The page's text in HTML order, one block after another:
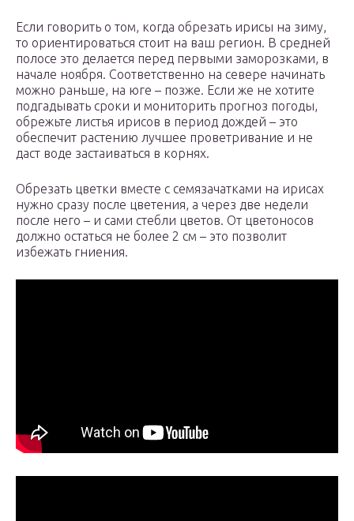
Если говорить о том, когда обрезать ирисы на зиму,
то ориентироваться стоит на ваш регион. В средней
полосе это делается перед первыми заморозками, в
начале ноября. Соответственно на севере начинать
можно раньше, на юге – позже. Если же не хотите
подгадывать сроки и мониторить прогноз погоды,
обрежьте листья ирисов в период дождей – это
обеспечит растению лучшее проветривание и не
даст воде застаиваться в корнях.
Обрезать цветки вместе с семязачатками на ирисах
нужно сразу после цветения, а через две недели
после него – и сами стебли цветов. От цветоносов
должно остаться не более 2 см – это позволит
избежать гниения.